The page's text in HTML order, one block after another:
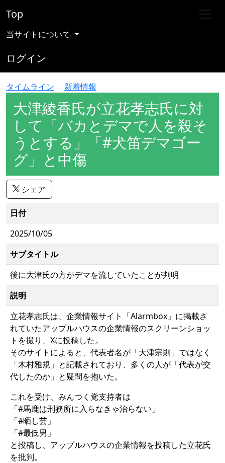
Top
当サイトについて
ログイン
タイムライン 新着情報
大津綾香氏が立花孝志氏に対
して「バカとデマで人を殺そ
うとする」「#犬笛デマゴー
グ」と中傷
シェア
日付
2025/10/05
サブタイトル
後に大津氏の方がデマを流していたことが判明
説明
立花孝志氏は、企業情報サイト「Alarmbox」に掲載さ
れていたアップルハウスの企業情報のスクリーンショッ
トを撮り、Xに投稿した。
そのサイトによると、代表者名が「大津宗則」ではなく
「木村雅規」と記載されており、多くの人が「代表が交
代したのか」と疑問を抱いた。
これを受け、みんつく党支持者は
「#馬鹿は刑務所に入らなきゃ治らない」
「#晒し芸」
「#最低男」
と投稿し、アップルハウスの企業情報を投稿した立花氏
を批判。